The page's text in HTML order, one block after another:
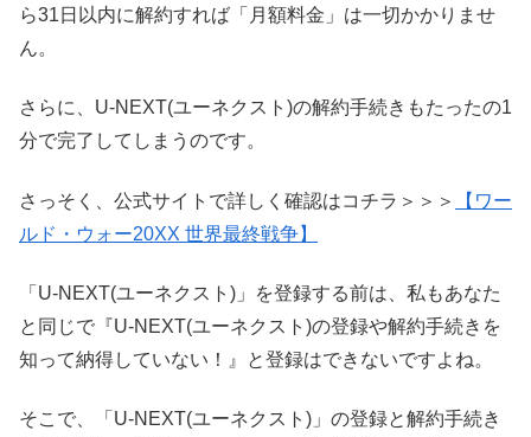
ら31日以内に解約すれば「月額料金」は一切かかりませ
ん。
さらに、U-NEXT(ユーネクスト)の解約手続きもたったの1
分で完了してしまうのです。
さっそく、公式サイトで詳しく確認はコチラ＞＞＞
【ワー
ルド・ウォー20XX 世界最終戦争】
「U-NEXT(ユーネクスト)」を登録する前は、私もあなた
と同じで『U-NEXT(ユーネクスト)の登録や解約手続きを
知って納得していない！』と登録はできないですよね。
そこで、「U-NEXT(ユーネクスト)」の登録と解約手続き